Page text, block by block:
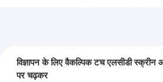
विज्ञापन के लिए वैकल्पिक टच एलसीडी स्क्रीन
पर चढ़कर